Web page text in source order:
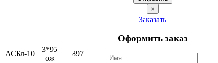
×
АСБл-10
3*95
ож
897
Заказать
Оформить заказ